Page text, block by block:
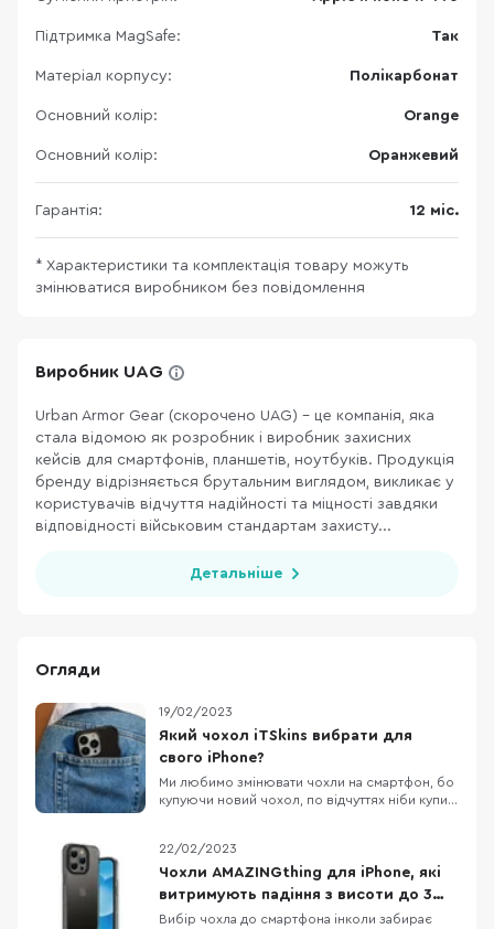
Підтримка MagSafe: Так
Матеріал корпусу: Полікарбонат
Основний колір: Orange
Основний колір: Оранжевий
Гарантія: 12 міс.
* Характеристики та комплектація товару можуть
змінюватися виробником без повідомлення
Виробник UAG
Urban Armor Gear (скорочено UAG) - це компанія, яка
стала відомою як розробник і виробник захисних
кейсів для смартфонів, планшетів, ноутбуків. Продукція
бренду відрізняється брутальним виглядом, викликає у
користувачів відчуття надійності та міцності завдяки
відповідності військовим стандартам захисту...
Детальніше
Огляди
19/02/2023
Який чохол iTSkins вибрати для
свого iPhone?
Ми любимо змінювати чохли на смартфон, бо
купуючи новий чохол, по відчуттях ніби купив
неймовірно різноманітний. Дивитися картинки
чохлів на сайті звісно приємно, але краще
подивитись на них вживу, тому сьогодні
потестимо к
22/02/2023
Чохли AMAZINGthing для iPhone, які
витримують падіння з висоти до 3
метрів
Вибір чохла до смартфона інколи забирає